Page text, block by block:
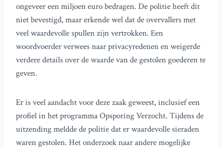
ongeveer een miljoen euro bedragen. De politie heeft dit
niet bevestigd, maar erkende wel dat de overvallers met
veel waardevolle spullen zijn vertrokken. Een
woordvoerder verwees naar privacyredenen en weigerde
verdere details over de waarde van de gestolen goederen te
geven.
Er is veel aandacht voor deze zaak geweest, inclusief een
profiel in het programma Opsporing Verzocht. Tijdens de
uitzending meldde de politie dat er waardevolle sieraden
waren gestolen. Het onderzoek naar andere mogelijke